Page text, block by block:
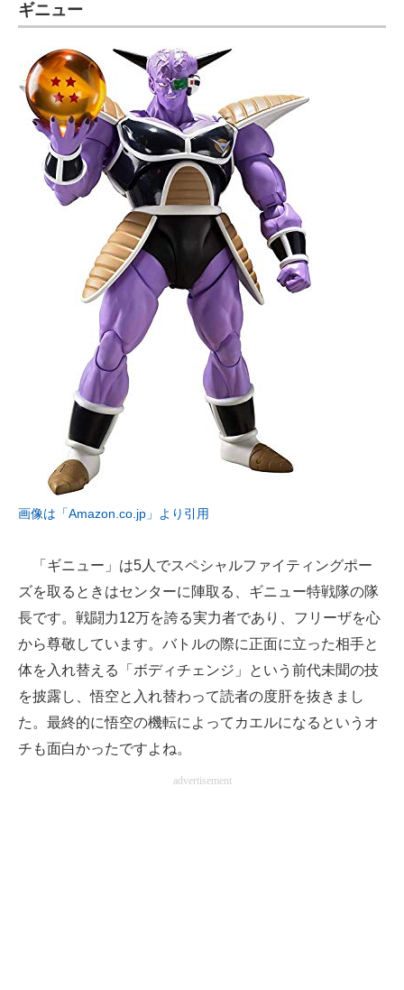
エネルギーの専門メディア
建設×テクノロジーの最前線
ちょっと気になるネットの話題
ギニュー
画像は「Amazon.co.jp」より引用
「ギニュー」は5人でスペシャルファイティングポー
ズを取るときはセンターに陣取る、ギニュー特戦隊の隊
長です。戦闘力12万を誇る実力者であり、フリーザを心
から尊敬しています。バトルの際に正面に立った相手と
体を入れ替える「ボディチェンジ」という前代未聞の技
を披露し、悟空と入れ替わって読者の度肝を抜きまし
た。最終的に悟空の機転によってカエルになるというオ
チも面白かったですよね。
advertisement